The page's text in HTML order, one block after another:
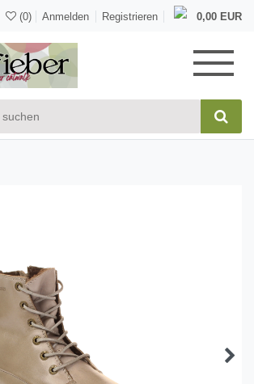
(0) Anmelden Registrieren 0,00 EUR